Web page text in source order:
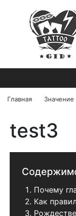
Главная Значение
test3
Почему
Как